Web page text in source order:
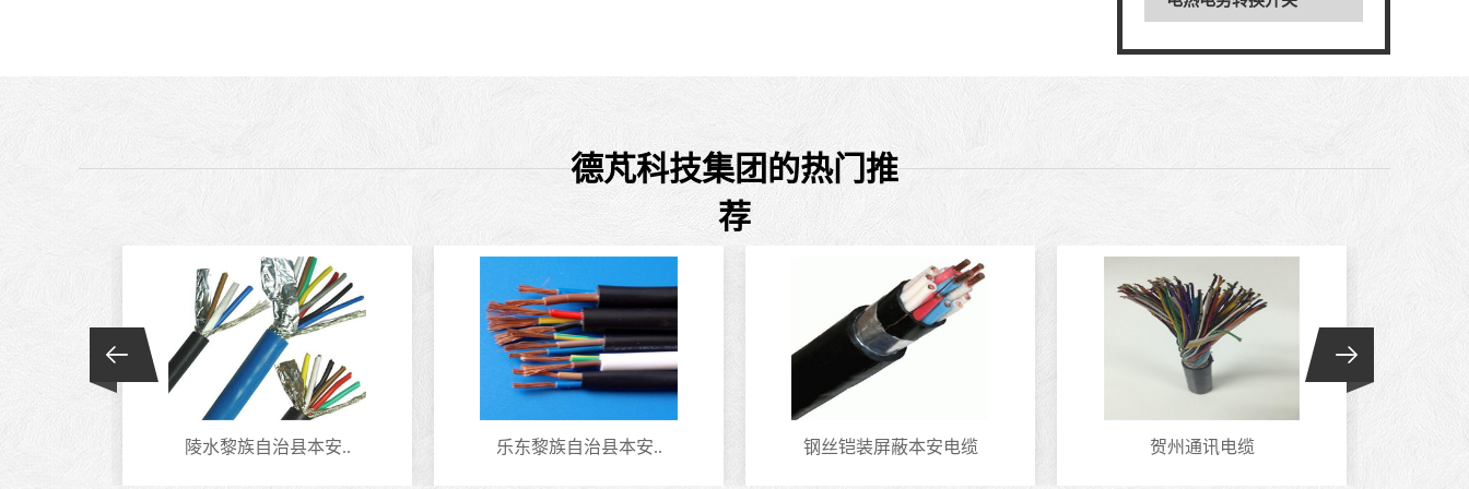
德芃科技集团的热门推
荐
陵水黎族自治县本安.. 乐东黎族自治县本安.. 钢丝铠装屏蔽本安电缆 贺州通讯电缆